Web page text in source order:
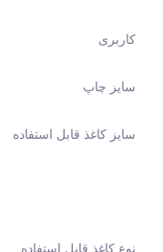
کاربری
سایز چاپ
سایز کاغذ قابل استفاده
نوع کاغذ قابل استفاده